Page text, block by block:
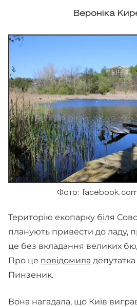
Вероніка
Фото:
Територію екопарку біля
планують привести до ладу,
це без вкладання великих
Про це повідомила
Пинзеник.
Вона нагадала, що Київ